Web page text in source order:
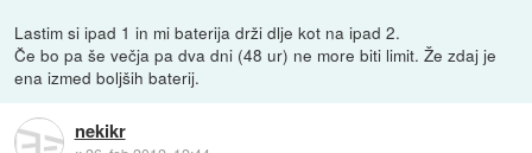
Lastim si ipad 1 in mi baterija drži dlje kot na ipad 2.
Če bo pa še večja pa dva dni (48 ur) ne more biti limit. Že zdaj je
ena izmed boljših baterij.
nekikr